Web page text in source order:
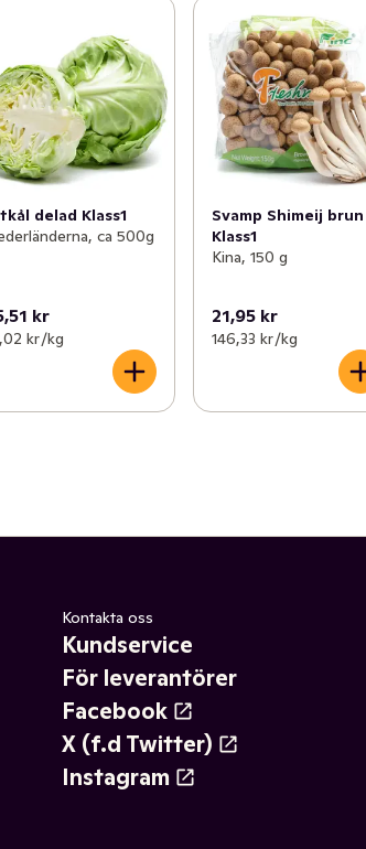
delad Klass1
ca 500g
kr
kr /kg
Svamp Shimeij brun
Klass1
Kina, 150 g
21,95 kr
146,33 kr /kg
Kontakta oss
Kundservice
För leverantörer
Facebook
X (f.d Twitter)
Instagram